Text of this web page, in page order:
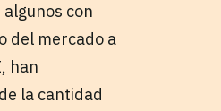
con
del mercado a
han
la cantidad